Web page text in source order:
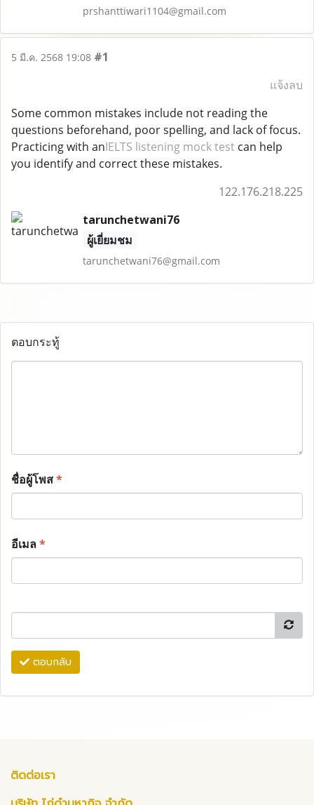
prshanttiwari1104@gmail.com
5 มี.ค. 2568 19:08 #1
แจ้งลบ
Some common mistakes include not reading the
questions beforehand, poor spelling, and lack of focus.
Practicing with anIELTS listening mock test can help
you identify and correct these mistakes.
122.176.218.225
tarunchetwani76
ผู้เยี่ยมชม
tarunchetwani76@gmail.com
ตอบกระทู้
ชื่อผู้โพส*
อีเมล*
ตอบกลับ
ติดต่อเรา